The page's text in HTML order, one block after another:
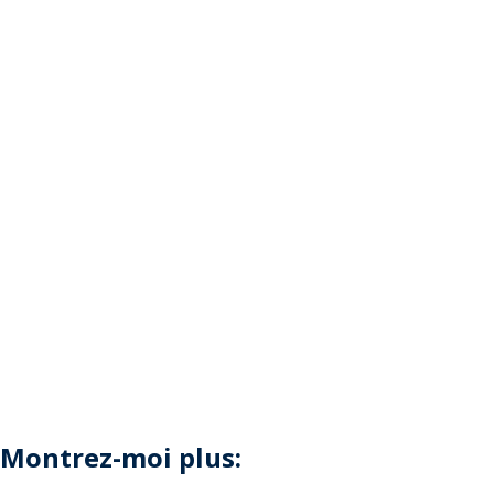
Montrez-moi plus: